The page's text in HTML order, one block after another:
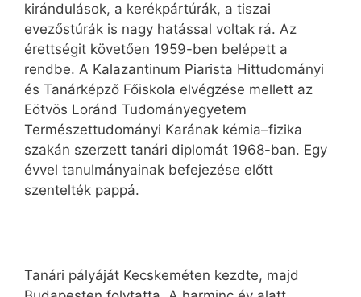
kirándulások, a kerékpártúrák, a tiszai
evezőstúrák is nagy hatással voltak rá. Az
érettségit követően 1959-ben belépett a
rendbe. A Kalazantinum Piarista Hittudományi
és Tanárképző Főiskola elvégzése mellett az
Eötvös Loránd Tudományegyetem
Természettudományi Karának kémia–fizika
szakán szerzett tanári diplomát 1968-ban. Egy
évvel tanulmányainak befejezése előtt
szentelték pappá.
Tanári pályáját Kecskeméten kezdte, majd